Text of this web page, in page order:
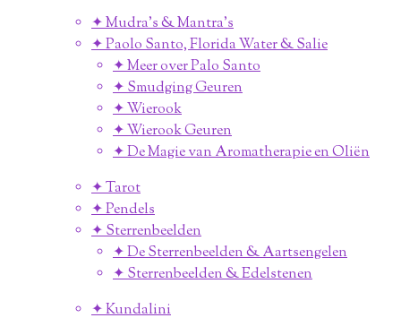
✦ Mudra's & Mantra's
✦ Paolo Santo, Florida Water & Salie
✦ Meer over Palo Santo
✦ Smudging Geuren
✦ Wierook
✦ Wierook Geuren
✦ De Magie van Aromatherapie en Oliën
✦ Tarot
✦ Pendels
✦ Sterrenbeelden
✦ De Sterrenbeelden & Aartsengelen
✦ Sterrenbeelden & Edelstenen
✦ Kundalini